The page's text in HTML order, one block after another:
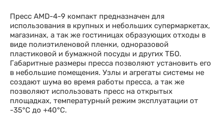
Пресс AMD-4-9 компакт предназначен для
использования в крупных и небольших супермаркетах,
магазинах, а так же гостиницах образующих отходы в
виде полиэтиленовой пленки, одноразовой
пластиковой и бумажной посуды и других ТБО.
Габаритные размеры пресса позволяют установить его
в небольшие помещения. Узлы и агрегаты системы не
создают шума во время работы пресса, а так же
позволяют использовать пресс на открытых
площадках, температурный режим эксплуатации от
-35°С до +40°С.